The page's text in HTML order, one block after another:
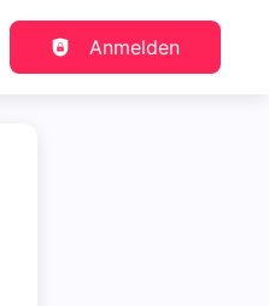
Anmelden